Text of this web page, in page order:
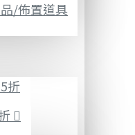
/佈置道具
折